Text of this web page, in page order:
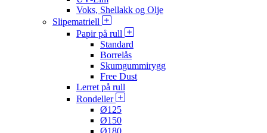
Voks, Shellakk og Olje
Slipematriell
Papir på rull
Standard
Borrelås
Skumgummirygg
Free Dust
Lerret på rull
Rondeller
Ø125
Ø150
Ø180